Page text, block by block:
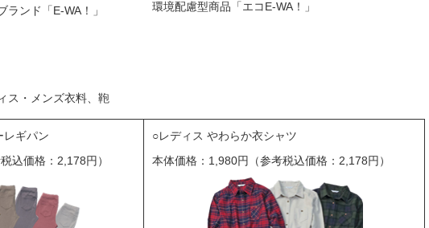
ランド「E-WA！」 環境配慮型商品「エコE-WA！」
ス・メンズ衣料、鞄
レギパン
込価格：2,178円）
レディス やわらか衣シャツ
本体価格：1,980円（参考税込価格：2,178円）